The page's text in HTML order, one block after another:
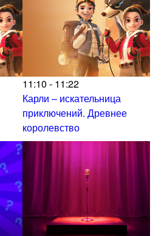
11:10 - 11:22
Карли – искательница
приключений. Древнее
королевство